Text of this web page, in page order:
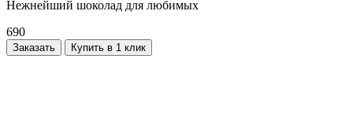
Нежнейший шоколад для любимых
690
Заказать Купить в 1 клик